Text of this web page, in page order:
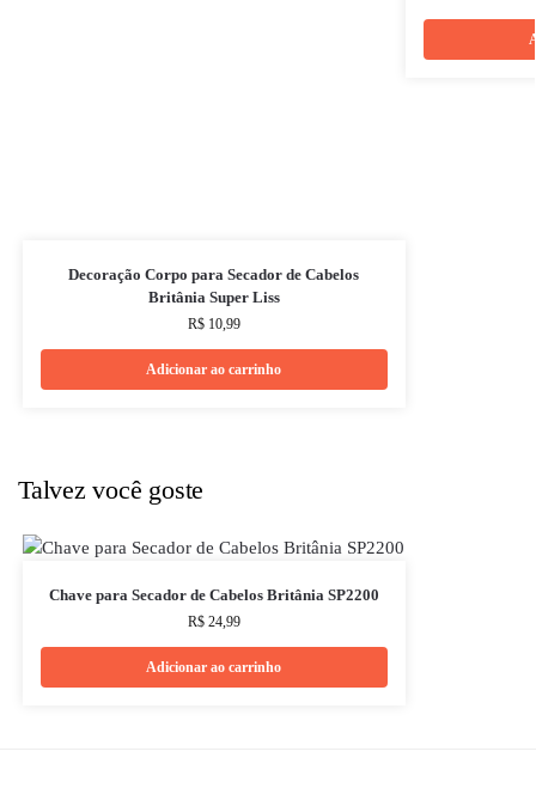
Decoração Corpo para Secador de Cabelos
Britânia Super Liss
R$10,99
Adicionar ao carrinho
Talvez você goste
Chave para Secador de Cabelos Britânia SP2200
R$24,99
Adicionar ao carrinho